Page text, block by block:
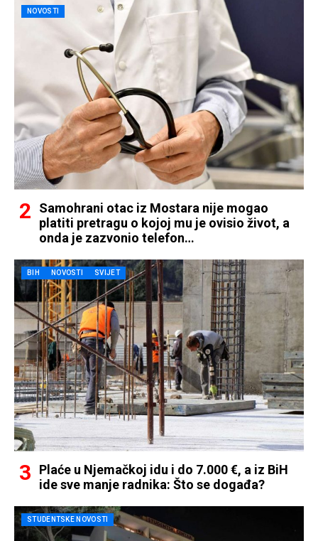
NOVOSTI
Samohrani otac iz Mostara nije mogao
platiti pretragu o kojoj mu je ovisio život, a
onda je zazvonio telefon…
BIH NOVOSTI SVIJET
Plaće u Njemačkoj idu i do 7.000 €, a iz BiH
ide sve manje radnika: Što se događa?
STUDENTSKE NOVOSTI